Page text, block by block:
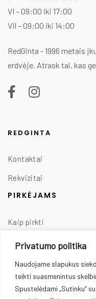
Privatumo politika
Naudojame slapukus
teikti suasmenintus
Spustelėdami „Sutinku“
VI – 09:00 iki 17:00
VII – 09:00 iki 14:00
RedGinta - 1996 metais
erdvėje. Atrask tai, kas
REDGINTA
Kontaktai
Rekvizitai
PIRKĖJAMS
Kaip pirkti
Taisyklės
Prekių pristatymas
Prekių grąžinimas